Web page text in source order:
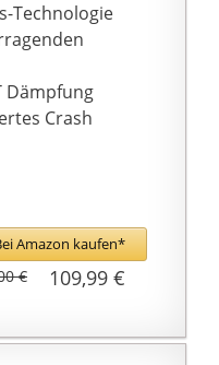
Technologie
Dämpfung
Crash
Amazon kaufen*
109,99 €
€